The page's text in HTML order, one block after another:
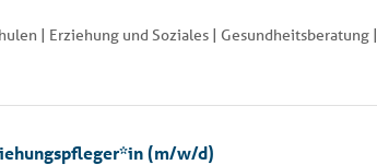
| Erziehung und Soziales | Gesundheitsberatung |
(m/w/d)